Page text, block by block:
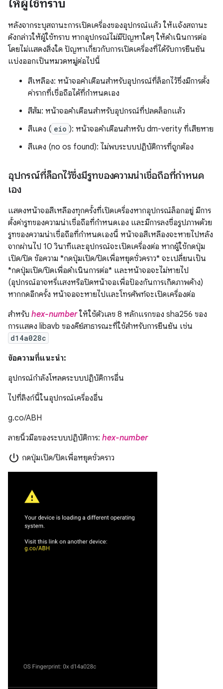
ให้ผู้ใช้ทราบ
หลังจากระบุสถานะการเปิดเครื่องของอุปกรณ์แล้ว ให้แจ้งสถานะ
ดังกล่าวให้ผู้ใช้ทราบ หากอุปกรณ์ไม่มีปัญหาใดๆ ให้ดำเนินการต่อ
โดยไม่แสดงสิ่งใด ปัญหาเกี่ยวกับการเปิดเครื่องที่ได้รับการยืนยัน
แบ่งออกเป็นหมวดหมู่ต่อไปนี้
สีเหลือง: หน้าจอคำเตือนสำหรับอุปกรณ์ที่ล็อกไว้ซึ่งมีการตั้ง
ค่ารากที่เชื่อถือได้ที่กำหนดเอง
สีส้ม: หน้าจอคำเตือนสำหรับอุปกรณ์ที่ปลดล็อกแล้ว
สีแดง ( eio ): หน้าจอคำเตือนสำหรับ dm-verity ที่เสียหาย
สีแดง (no os found): ไม่พบระบบปฏิบัติการที่ถูกต้อง
อุปกรณ์ที่ล็อกไว้ซึ่งมีรูทของความน่าเชื่อถือที่กำหนด
เอง
แสดงหน้าจอสีเหลืองทุกครั้งที่เปิดเครื่องหากอุปกรณ์ล็อกอยู่ มีการ
ตั้งค่ารูทของความน่าเชื่อถือที่กำหนดเอง และมีการลงชื่อรูปภาพด้วย
รูทของความน่าเชื่อถือที่กำหนดเองนี้ หน้าจอสีเหลืองจะหายไปหลัง
จากผ่านไป 10 วินาทีและอุปกรณ์จะเปิดเครื่องต่อ หากผู้ใช้กดปุ่ม
เปิด/ปิด ข้อความ *กดปุ่มเปิด/ปิดเพื่อหยุดชั่วคราว* จะเปลี่ยนเป็น
*กดปุ่มเปิด/ปิดเพื่อดำเนินการต่อ* และหน้าจอจะไม่หายไป
(อุปกรณ์อาจหรี่แสงหรือปิดหน้าจอเพื่อป้องกันการเกิดภาพค้าง)
หากกดอีกครั้ง หน้าจอจะหายไปและโทรศัพท์จะเปิดเครื่องต่อ
สำหรับ hex-numberให้ใช้ตัวเลข 8 หลักแรกของ sha256 ของ
การแสดง libavb ของคีย์สาธารณะที่ใช้สำหรับการยืนยัน เช่น
d14a028c
ข้อความที่แนะนำ:
อุปกรณ์กำลังโหลดระบบปฏิบัติการอื่น
ไปที่ลิงก์นี้ในอุปกรณ์เครื่องอื่น
g.co/ABH
ลายนิ้วมือของระบบปฏิบัติการ: hex-number
power_settings_new กดปุ่มเปิด/ปิดเพื่อหยุดชั่วคราว